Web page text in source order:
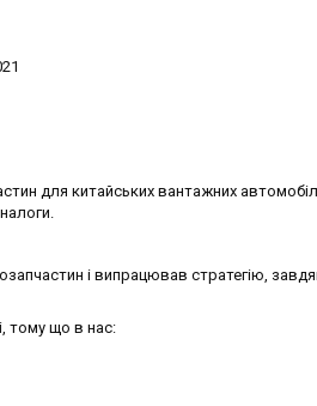
для китайських вантажних
і випрацював стратегію,
тому що в нас: